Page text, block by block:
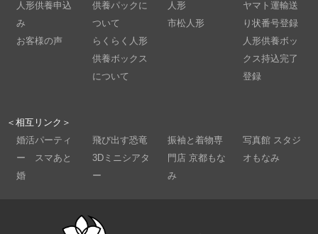
人形供養申込
み
お客様の声
供養パックに
ついて
らくらく人形
供養ボックス
について
人形
市松人形
ヤマト運輸送
り状番号登録
人形供養ボッ
クス持込完了
登録
＜相互リンク＞
婚活パーティ
ー スマあと
婚
飛び出す恐竜
3Dミニシアタ
ー
振袖と着物専
門店 京都もな
み
写真館 スタジ
オもなみ